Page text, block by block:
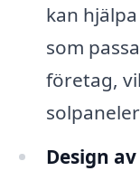
kan
som
företag,
Design